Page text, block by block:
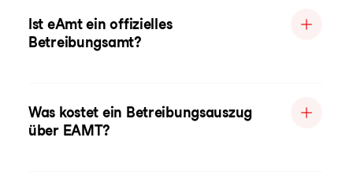
Ist eAmt ein offizielles
Betreibungsamt?
Was kostet ein Betreibungsauszug
über EAMT?